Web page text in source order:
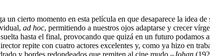
un cierto momento en esta película en que desaparece la idea
ad hoc, permitiendo a nuestros ojos adaptarse y crecer
hasta el final, provocando que quizá en un futuro podamos
repite con cuatro actores excelentes y, como ya hizo en
y bordes redondeados que remiten al cine mudo –Johan